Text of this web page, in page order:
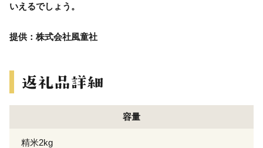
いえるでしょう。
提供：株式会社風童社
容量
精米2kg